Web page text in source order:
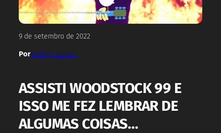
9 de setembro de 2022
PorRodrigo Castro
ASSISTI WOODSTOCK 99 E
ISSO ME FEZ LEMBRAR DE
ALGUMAS COISAS…